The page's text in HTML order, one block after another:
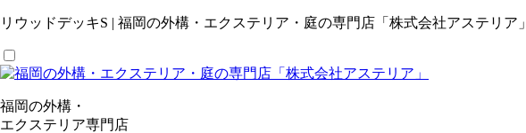
リウッドデッキS | 福岡の外構・エクステリア・庭の専門店「株式会社アステリア」
福岡の外構・
エクステリア専門店